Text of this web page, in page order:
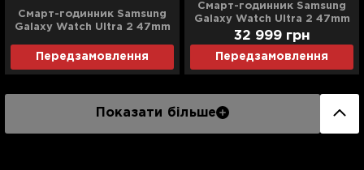
Смарт-годинник Samsung
Galaxy Watch Ultra 2 47mm
Black Marine Band (SM-
Передзамовлення
Смарт-годинник Samsung
Galaxy Watch Ultra 2 47mm
Titanium Silver LTE with
Olive Marine Band (SM-
L715FZSA) (Standard)
Передзамовлення
32 999 грн
Показати більше